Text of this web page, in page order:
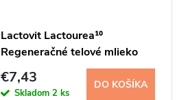
Lactovit Lactourea¹⁰
Regeneračné telové mlieko
400 ml
€7,43
Skladom 2 ks
DO KOŠÍKA